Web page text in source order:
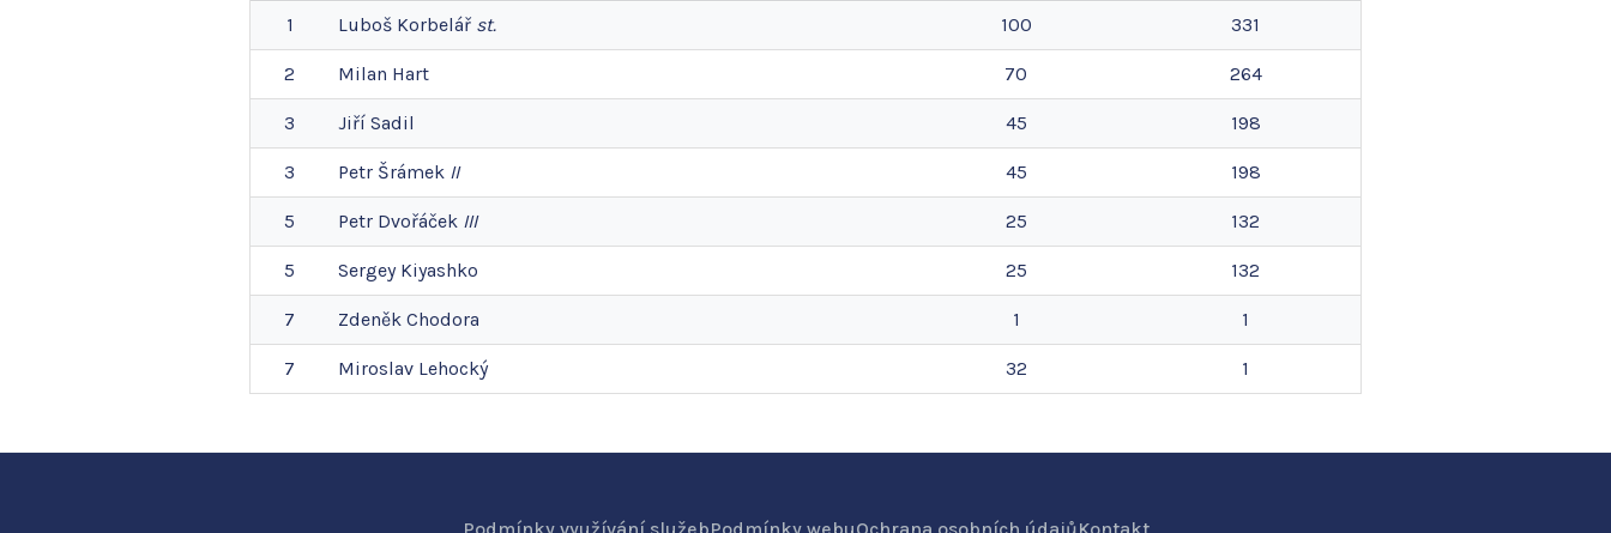
1 Luboš Korbelář st. 100 331
2 Milan Hart 70 264
3 Jiří Sadil 45 198
3 Petr Šrámek II 45 198
5 Petr Dvořáček III 25 132
5 Sergey Kiyashko 25 132
7 Zdeněk Chodora 1 1
7 Miroslav Lehocký 32 1